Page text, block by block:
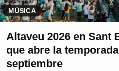
MÚSICA
Altaveu 2026 en Sant
que abre la
septiembre